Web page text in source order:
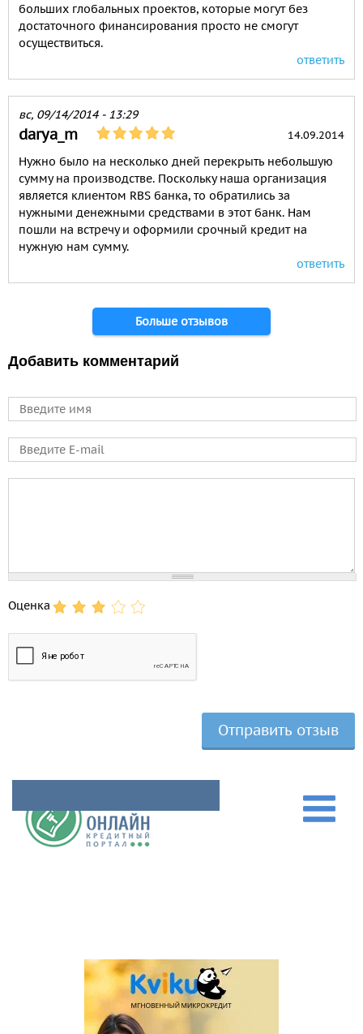
больших глобальных проектов, которые могут без
достаточного финансирования просто не смогут
осуществиться.
ответить
вс, 09/14/2014 - 13:29
darya_m 14.09.2014
Нужно было на несколько дней перекрыть небольшую
сумму на производстве. Поскольку наша организация
является клиентом RBS банка, то обратились за
нужными денежными средствами в этот банк. Нам
пошли на встречу и оформили срочный кредит на
нужную нам сумму.
ответить
Больше отзывов
Добавить комментарий
Имя
E-mail
Оценка